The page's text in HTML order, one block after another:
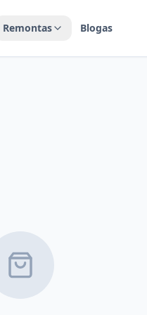
Remontas Blogas